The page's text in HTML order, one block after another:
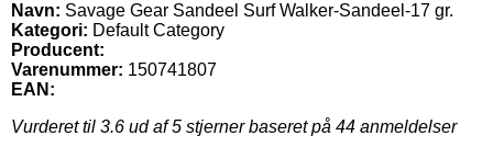
Navn: Savage Gear Sandeel Surf Walker-Sandeel-17 gr.
Kategori: Default Category
Producent:
Varenummer: 150741807
EAN:
Vurderet til 3.6 ud af 5 stjerner baseret på 44 anmeldelser